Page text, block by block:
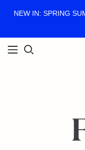
NEW IN: SPRING